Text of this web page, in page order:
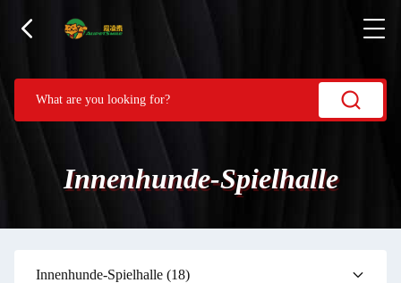
Innenhunde-Spielhalle
Innenhunde-Spielhalle (18)